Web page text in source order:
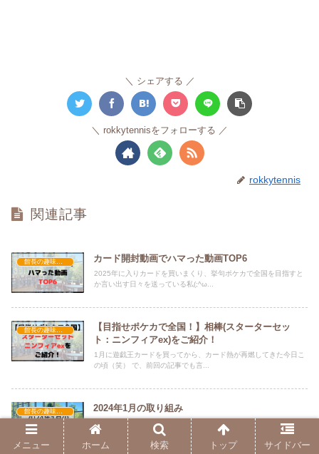
シェアする
rokkytennisをフォローする
rokkytennis
関連記事
館長の趣味・進捗 カード開封動画でハマった動画TOP6
2025年に入りカードを買いまくり、挙句ポケカで全国を目指すと
か言い出す日々を送っている私(;^ω...
館長の趣味・進捗
【目指せポケカで全国！】相棒(スターターセッ
ト：ニンフィアex)をご紹介！
1月に遊戯王カードを買ってから、カード熱が再燃してきた今日こ
の頃（笑） で、前回の記事でも言...
館長の趣味・進捗 2024年1月の取り組み
どうも、あきらです！ 今回は2024年1月の取り組みを報告致しま
す！！ 早いもので、2...
メニュー ホーム 検索 トップ サイドバー